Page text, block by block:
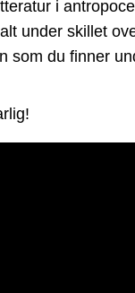
i
under skillet
som du finner